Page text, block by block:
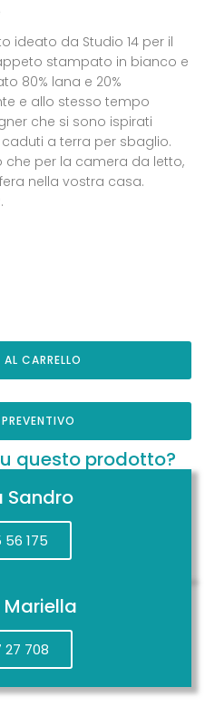
ideato da Studio 14 per il
stampato in bianco e
80% lana e 20%
e allo stesso tempo
che si sono ispirati
a terra per sbaglio.
per la camera da letto,
nella vostra casa.
CARRELLO
questo prodotto?
Sandro
175
708